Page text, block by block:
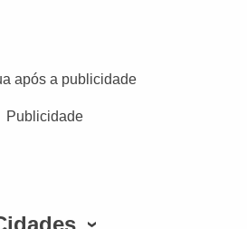
após a publicidade
Publicidade